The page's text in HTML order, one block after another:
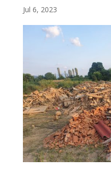
Jul 6, 2023